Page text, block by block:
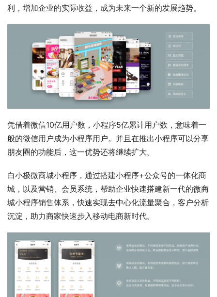
利，增加企业的实际收益，成为未来一个新的发展趋势。
凭借着微信10亿用户数，小程序5亿累计用户数，意味着一
般的微信用户成为小程序用户。并且在推出小程序可以分享
朋友圈的功能后，这一优势还将继续扩大。
白小极微商城小程序，通过搭建小程序+公众号的一体化商
城，以及营销、会员系统，帮助企业快速搭建新一代的微商
城小程序销售体系，快速实现去中心化流量聚合，客户分析
沉淀，助力商家快速步入移动电商新时代。